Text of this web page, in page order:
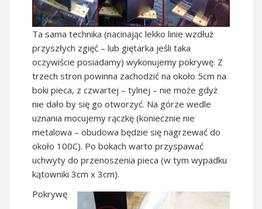
Ta sama technika (nacinając lekko linie wzdłuż
przyszłych zgięć – lub giętarka jeśli taka
oczywiście posiadamy) wykonujemy pokrywę. Z
trzech stron powinna zachodzić na około 5cm na
boki pieca, z czwartej – tylnej – nie może gdyż
nie dało by się go otworzyć. Na górze wedle
uznania mocujemy rączkę (koniecznie nie
metalowa – obudowa będzie się nagrzewać do
około 100C). Po bokach warto przyspawać
uchwyty do przenoszenia pieca (w tym wypadku
kątowniki 3cm x 3cm).
Pokrywę